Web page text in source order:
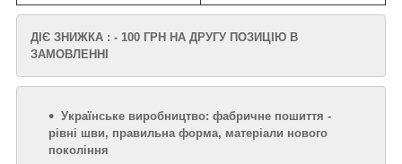
ДІЄ ЗНИЖКА : - 100 ГРН НА ДРУГУ ПОЗИЦІЮ В
ЗАМОВЛЕННІ
Українське виробництво: фабричне пошиття -
рівні шви, правильна форма, матеріали нового
покоління